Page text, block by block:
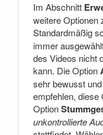
Im Abschnitt
weitere Optionen
Standardmäßig
immer
des Videos nicht
kann. Die Option
sehr bewusst
empfehlen, diese
Option
unkontrollierte